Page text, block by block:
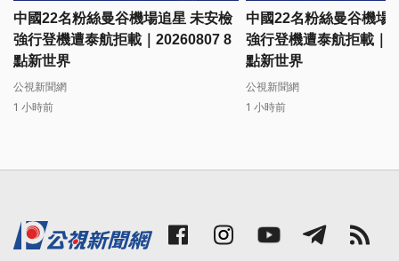
中國22名粉絲曼谷機場追星 未安檢
強行登機遭泰航拒載｜20260807 8
點新世界
公視新聞網
1 小時前
中國22名粉絲曼谷機場
強行登機遭泰航拒載｜
點新世界
公視新聞網
1 小時前